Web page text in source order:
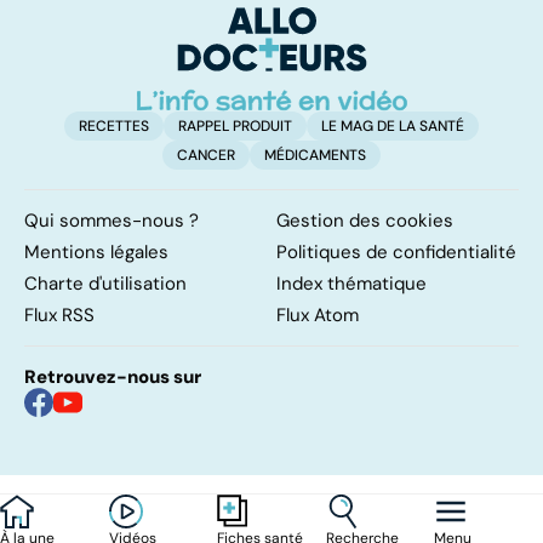
À la une Vidéos Fiches santé Recherche Menu
RECETTES RAPPEL PRODUIT
LE MAG DE LA SANTÉ
CANCER
MÉDICAMENTS
Qui sommes-nous ?
Gestion des cookies
Mentions légales
Politiques de confidentialité
Charte d'utilisation
Index thématique
Flux RSS
Flux Atom
Retrouvez-nous sur